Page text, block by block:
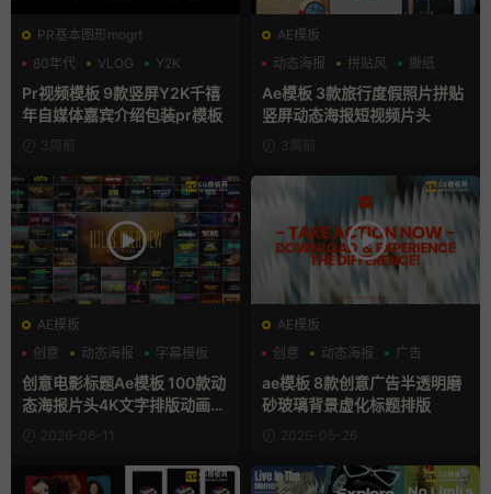
PR基本图形mogrt
80年代
VLOG Y2K
Pr视频模板 9款竖屏Y2K千禧
年自媒体嘉宾介绍包装pr模板
3周前
AE模板
动态海报
拼贴风 撕纸
Ae模板 3款旅行度假照片拼贴
竖屏动态海报短视频片头
3周前
AE模板
创意
动态海报 字幕模板
创意电影标题Ae模板 100款动
态海报片头4K文字排版动画A
2026-06-11
AE模板
创意
动态海报 广告
ae模板 8款创意广告半透明磨
砂玻璃背景虚化标题排版
2026-05-26